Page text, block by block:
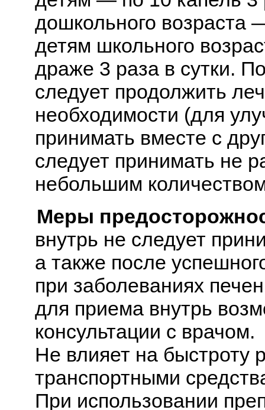
дошкольного возраста
детям школьного
драже 3 раза в сутки.
следует продолжить
необходимости (для
принимать вместе с
следует принимать не
небольшим
Меры
внутрь не следует
а также после
при заболеваниях
для приема внутрь
консультации с врачом.
Не влияет на быстроту
транспортными
При использовании